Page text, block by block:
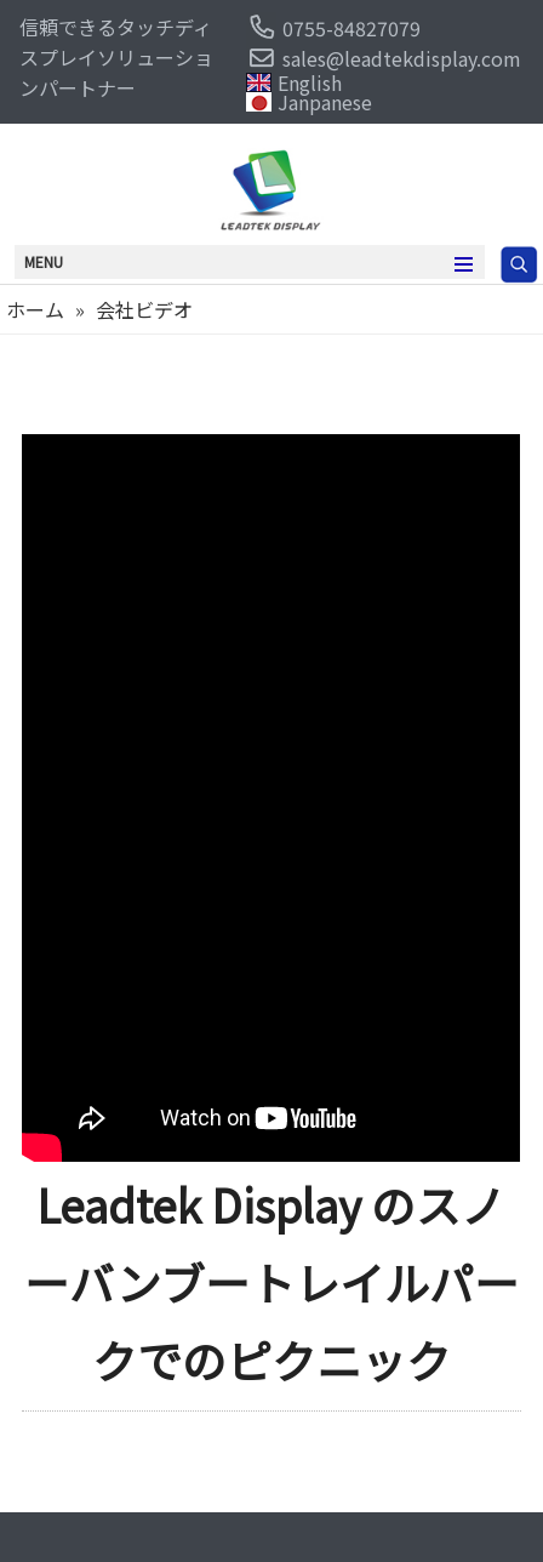
信頼できるタッチディ
スプレイソリューショ
ンパートナー
0755-84827079
sales@leadtekdisplay.com
English
Janpanese
MENU
ホーム » 会社ビデオ
Leadtek Display のスノ
ーバンブートレイルパー
クでのピクニック